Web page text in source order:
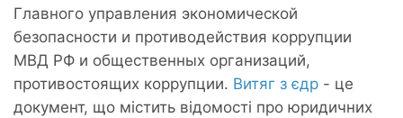
Главного управления экономической
безопасности и противодействия коррупции
МВД РФ и общественных организаций,
противостоящих коррупции. Витяг з єдр - це
документ, що містить відомості про юридичних